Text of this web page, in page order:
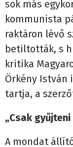
sok más
kommunista
raktáron lévő
betiltották, s
kritika
Örkény István
tartja, a
„Csak
A mondat